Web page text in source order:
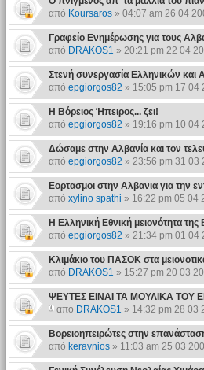
από Koursaros» 04:07 am 26 04
Γραφείο Ενημέρωσης για τους
από DRAKOS1 » 20:21 pm 22 04
Στενή συνεργασία Ελληνικών
από epgiorgos82 » 15:05 pm 17 04
Η Βόρειος Ήπειρος... ζει!
από epgiorgos82 » 19:16 pm 10 04
Δώσαμε στην Αλβανία και τον
από epgiorgos82 » 23:56 pm 31 03
Εορτασμοι στην Αλβανια για την
από xylino spathi » 16:22 pm 05 04
Η Ελληνική Εθνική μειονότητα
από epgiorgos82 » 21:34 pm 01 04
Κλιμάκιο του ΠΑΣΟΚ στα
από DRAKOS1 » 15:27 pm 20 03
ΨΕΥΤΕΣ ΕΙΝΑΙ ΤΑ ΜΟΥΛΙΚΑ ΤΟΥ
από DRAKOS1 » 14:32 pm 28 03
Βορειοηπειρώτες στην
από keravnios» 11:03 am 25 03